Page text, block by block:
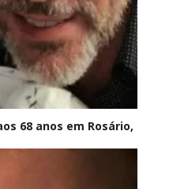
68 anos em Rosário,